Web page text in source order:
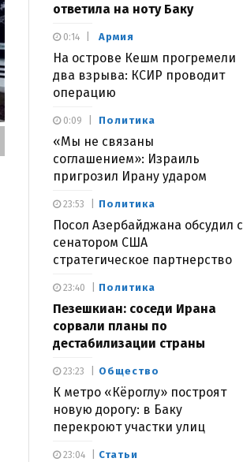
ответила на ноту Баку
Армия
На острове Кешм прогремели
два взрыва: КСИР проводит
операцию
0:14
Политика
«Мы не связаны
соглашением»: Израиль
пригрозил Ирану ударом
0:09
Политика
Посол Азербайджана обсудил с
сенатором США
стратегическое партнерство
23:53
Политика
Пезешкиан: соседи Ирана
сорвали планы по
дестабилизации страны
23:40
Общество
К метро «Кёроглу» построят
новую дорогу: в Баку
перекроют участки улиц
23:23
Статьи
23:04